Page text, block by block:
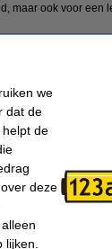
maar ook voor een
mm).
we
dat de
de
deze